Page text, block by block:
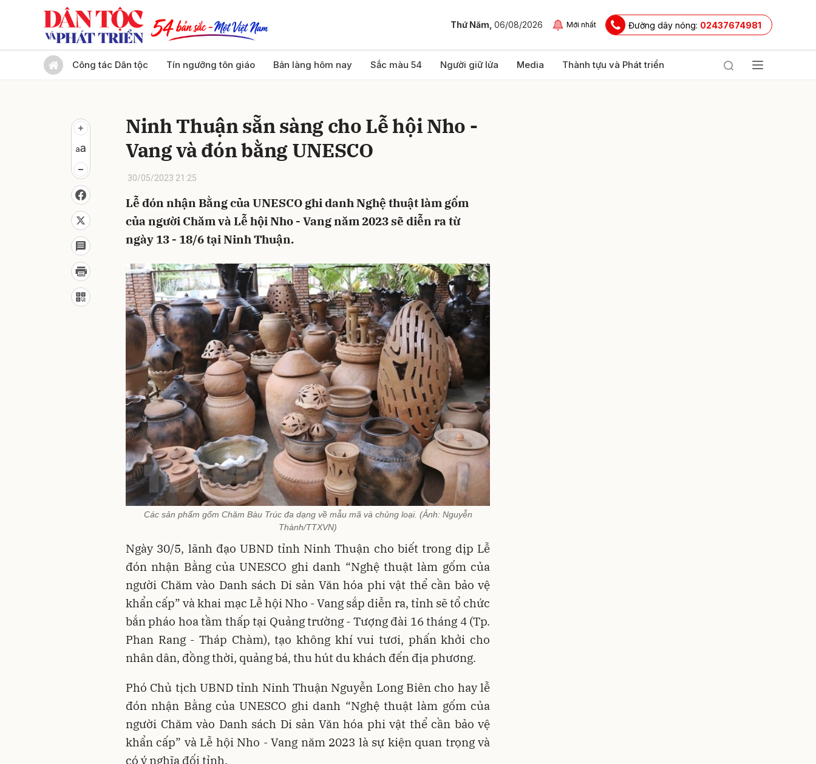
Thứ Năm, 06/08/2026 Mới nhất Đường dây nóng: 02437674981
Công tác Dân tộc Tín ngưỡng tôn giáo Bản làng hôm nay Sắc màu 54 Người giữ lửa Media Thành tựu và Phát triển
Ninh Thuận sẵn sàng cho Lễ hội Nho -
Vang và đón bằng UNESCO
30/05/2023 21:25
Lễ đón nhận Bằng của UNESCO ghi danh Nghệ thuật làm gốm
của người Chăm và Lễ hội Nho - Vang năm 2023 sẽ diễn ra từ
ngày 13 - 18/6 tại Ninh Thuận.
Các sản phẩm gốm Chăm Bàu Trúc đa dạng về mẫu mã và chủng loại. (Ảnh: Nguyễn
Thành/TTXVN)
Ngày 30/5, lãnh đạo UBND tỉnh Ninh Thuận cho biết trong dịp Lễ
đón nhận Bằng của UNESCO ghi danh “Nghệ thuật làm gốm của
người Chăm vào Danh sách Di sản Văn hóa phi vật thể cần bảo vệ
khẩn cấp” và khai mạc Lễ hội Nho - Vang sắp diễn ra, tỉnh sẽ tổ chức
bắn pháo hoa tầm thấp tại Quảng trường - Tượng đài 16 tháng 4 (Tp.
Phan Rang - Tháp Chàm), tạo không khí vui tươi, phấn khởi cho
nhân dân, đồng thời, quảng bá, thu hút du khách đến địa phương.
Phó Chủ tịch UBND tỉnh Ninh Thuận Nguyễn Long Biên cho hay lễ
đón nhận Bằng của UNESCO ghi danh “Nghệ thuật làm gốm của
người Chăm vào Danh sách Di sản Văn hóa phi vật thể cần bảo vệ
khẩn cấp” và Lễ hội Nho - Vang năm 2023 là sự kiện quan trọng và
có ý nghĩa đối tỉnh.
Gửi bình luận